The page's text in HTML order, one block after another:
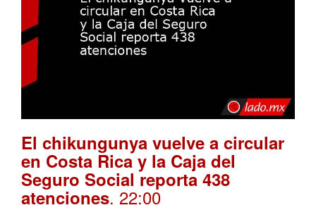
El chikungunya vuelve a circular
en Costa Rica y la Caja del
Seguro Social reporta 438
atenciones. 22:00